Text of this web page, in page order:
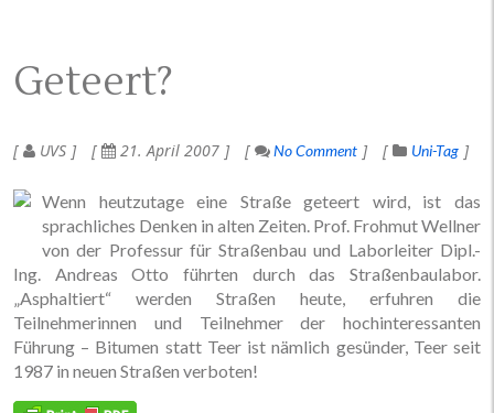
Geteert?
UVS 21. April 2007 No Comment Uni-Tag
Wenn heutzutage eine Straße geteert wird, ist das
sprachliches Denken in alten Zeiten. Prof. Frohmut Wellner
von der Professur für Straßenbau und Laborleiter Dipl.-
Ing. Andreas Otto führten durch das Straßenbaulabor.
„Asphaltiert“ werden Straßen heute, erfuhren die
Teilnehmerinnen und Teilnehmer der hochinteressanten
Führung – Bitumen statt Teer ist nämlich gesünder, Teer seit
1987 in neuen Straßen verboten!